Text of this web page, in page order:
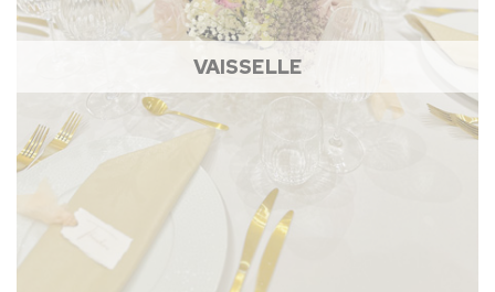
VAISSELLE